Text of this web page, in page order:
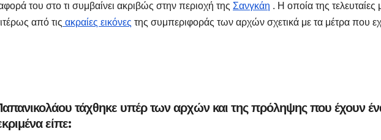
του στο τι συμβαίνει ακριβώς στην περιοχή της Σανγκάη . Η οποία της τελευταίες
από τις ακραίες εικόνες της συμπεριφοράς των αρχών σχετικά με τα μέτρα που
τάχθηκε υπέρ των αρχών και της πρόληψης που έχουν
είπε:
ΔΗΜΟΣΚΟΠΉΣΕΙΣ
Ποιοι είναι
ΑΝΟΔΙΚΉ ΤΆΣΗ
Τι Θέση
με